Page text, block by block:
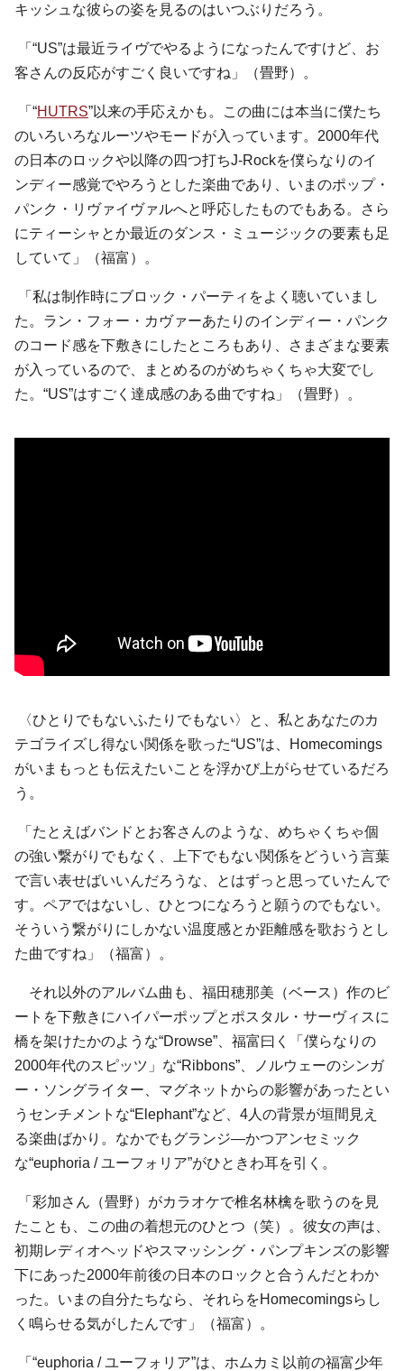
キッシュな彼らの姿を見るのはいつぶりだろう。
「“US”は最近ライヴでやるようになったんですけど、お
客さんの反応がすごく良いですね」（畳野）。
「“HUTRS”以来の手応えかも。この曲には本当に僕たち
のいろいろなルーツやモードが入っています。2000年代
の日本のロックや以降の四つ打ちJ-Rockを僕らなりのイ
ンディー感覚でやろうとした楽曲であり、いまのポップ・
パンク・リヴァイヴァルへと呼応したものでもある。さら
にティーシャとか最近のダンス・ミュージックの要素も足
していて」（福富）。
「私は制作時にブロック・パーティをよく聴いていまし
た。ラン・フォー・カヴァーあたりのインディー・パンク
のコード感を下敷きにしたところもあり、さまざまな要素
が入っているので、まとめるのがめちゃくちゃ大変でし
た。“US”はすごく達成感のある曲ですね」（畳野）。
〈ひとりでもないふたりでもない〉と、私とあなたのカ
テゴライズし得ない関係を歌った“US”は、Homecomings
がいまもっとも伝えたいことを浮かび上がらせているだろ
う。
「たとえばバンドとお客さんのような、めちゃくちゃ個
の強い繋がりでもなく、上下でもない関係をどういう言葉
で言い表せばいいんだろうな、とはずっと思っていたんで
す。ペアではないし、ひとつになろうと願うのでもない。
そういう繋がりにしかない温度感とか距離感を歌おうとし
た曲ですね」（福富）。
それ以外のアルバム曲も、福田穂那美（ベース）作のビ
ートを下敷きにハイパーポップとポスタル・サーヴィスに
橋を架けたかのような“Drowse”、福富曰く「僕らなりの
2000年代のスピッツ」な“Ribbons”、ノルウェーのシンガ
ー・ソングライター、マグネットからの影響があったとい
うセンチメントな“Elephant”など、4人の背景が垣間見え
る楽曲ばかり。なかでもグランジ―かつアンセミック
な“euphoria / ユーフォリア”がひときわ耳を引く。
「彩加さん（畳野）がカラオケで椎名林檎を歌うのを見
たことも、この曲の着想元のひとつ（笑）。彼女の声は、
初期レディオヘッドやスマッシング・パンプキンズの影響
下にあった2000年前後の日本のロックと合うんだとわか
った。いまの自分たちなら、それらをHomecomingsらし
く鳴らせる気がしたんです」（福富）。
「“euphoria / ユーフォリア”は、ホムカミ以前の福富少年